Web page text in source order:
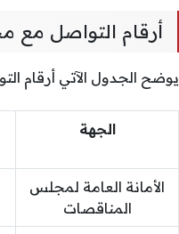
أرقام التواصل
يوضح الجدول الآتي أرقام
الجهة
الأمانة العامة لمجلس
المناقصات